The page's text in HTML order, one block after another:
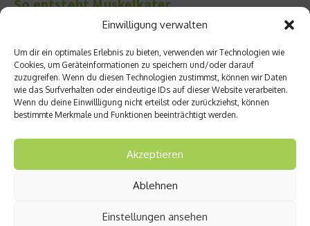
Einwilligung verwalten
Um dir ein optimales Erlebnis zu bieten, verwenden wir Technologien wie
Cookies, um Geräteinformationen zu speichern und/oder darauf
zuzugreifen. Wenn du diesen Technologien zustimmst, können wir Daten
wie das Surfverhalten oder eindeutige IDs auf dieser Website verarbeiten.
Wenn du deine Einwillligung nicht erteilst oder zurückziehst, können
bestimmte Merkmale und Funktionen beeinträchtigt werden.
Akzeptieren
Ablehnen
Einstellungen ansehen
So entsteht Muskelkater
Den day after gibt’s nicht nur nach einem ausgiebigen
mit Schmerzen aufwachen. Schuld ist der Muskelkater, der
besonders bei Trainings-Einsteigern auftritt. Es liegt aber nicht
am Laktat, dass Muskeln nach dem Training schmerzen....
Weiterlesen